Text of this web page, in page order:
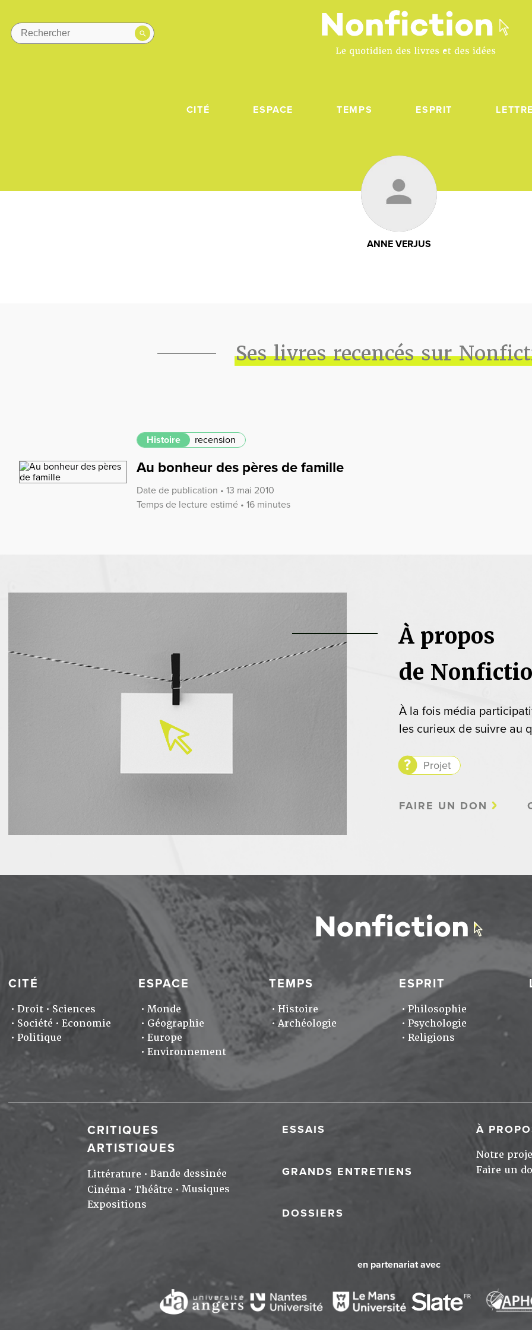
CITÉ ESPACE TEMPS ESPRIT
ANNE VERJUS
Ses livres recencés sur
Histoire recension
Au bonheur des pères de famille
Date de publication • 13 mai 2010
Temps de lecture estimé • 16 minutes
À propos
de
À la fois média
les curieux de suivre au
Projet
FAIRE UN DON
CITÉ
Droit
Sciences
Société
Economie
Politique
ESPACE
Monde
Géographie
Europe
Environnement
TEMPS
Histoire
Archéologie
ESPRIT
Philosophie
Psychologie
Religions
CRITIQUES
ARTISTIQUES
Littérature
Bande dessinée
Cinéma
Théâtre
Musiques
Expositions
ESSAIS
GRANDS ENTRETIENS
DOSSIERS
À
Notre
Faire un
en partenariat avec